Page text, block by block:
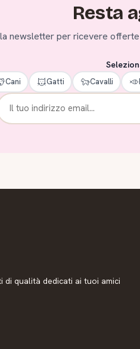
Resta
newsletter per ricevere
Cani Gatti Cavalli
qualità dedicati ai tuoi amici